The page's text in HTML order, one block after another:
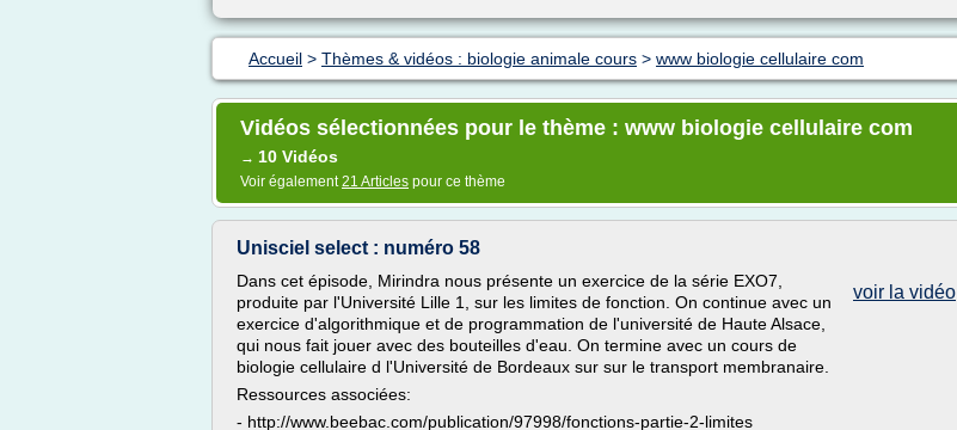
Accueil > Thèmes & vidéos : biologie animale cours > www biologie cellulaire com
Vidéos sélectionnées pour le thème : www biologie cellulaire com
→ 10 Vidéos
Voir également21 Articles pour ce thème
Unisciel select : numéro 58
voir la vidéo
Dans cet épisode, Mirindra nous présente un exercice de la série EXO7,
produite par l'Université Lille 1, sur les limites de fonction. On continue avec un
exercice d'algorithmique et de programmation de l'université de Haute Alsace,
qui nous fait jouer avec des bouteilles d'eau. On termine avec un cours de
biologie cellulaire d l'Université de Bordeaux sur sur le transport membranaire.
Ressources associées:
- http://www.beebac.com/publication/97998/fonctions-partie-2-limites